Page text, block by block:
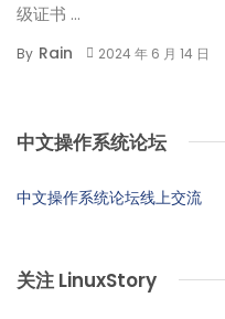
级证书 ...
By Rain 2024 年 6 月 14 日
中文操作系统论坛
中文操作系统论坛线上交流
关注 LinuxStory